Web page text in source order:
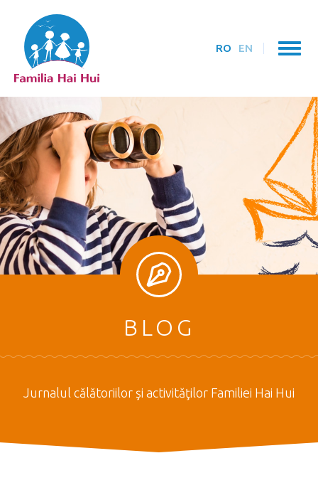
RO EN
BLOG
Jurnalul călătoriilor şi activităţilor Familiei Hai Hui